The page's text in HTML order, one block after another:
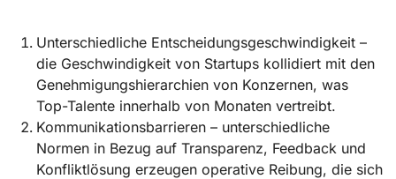
Unterschiedliche Entscheidungsgeschwindigkeit –
die Geschwindigkeit von Startups kollidiert mit den
Genehmigungshierarchien von Konzernen, was
Top-Talente innerhalb von Monaten vertreibt.
Kommunikationsbarrieren – unterschiedliche
Normen in Bezug auf Transparenz, Feedback und
Konfliktlösung erzeugen operative Reibung, die sich